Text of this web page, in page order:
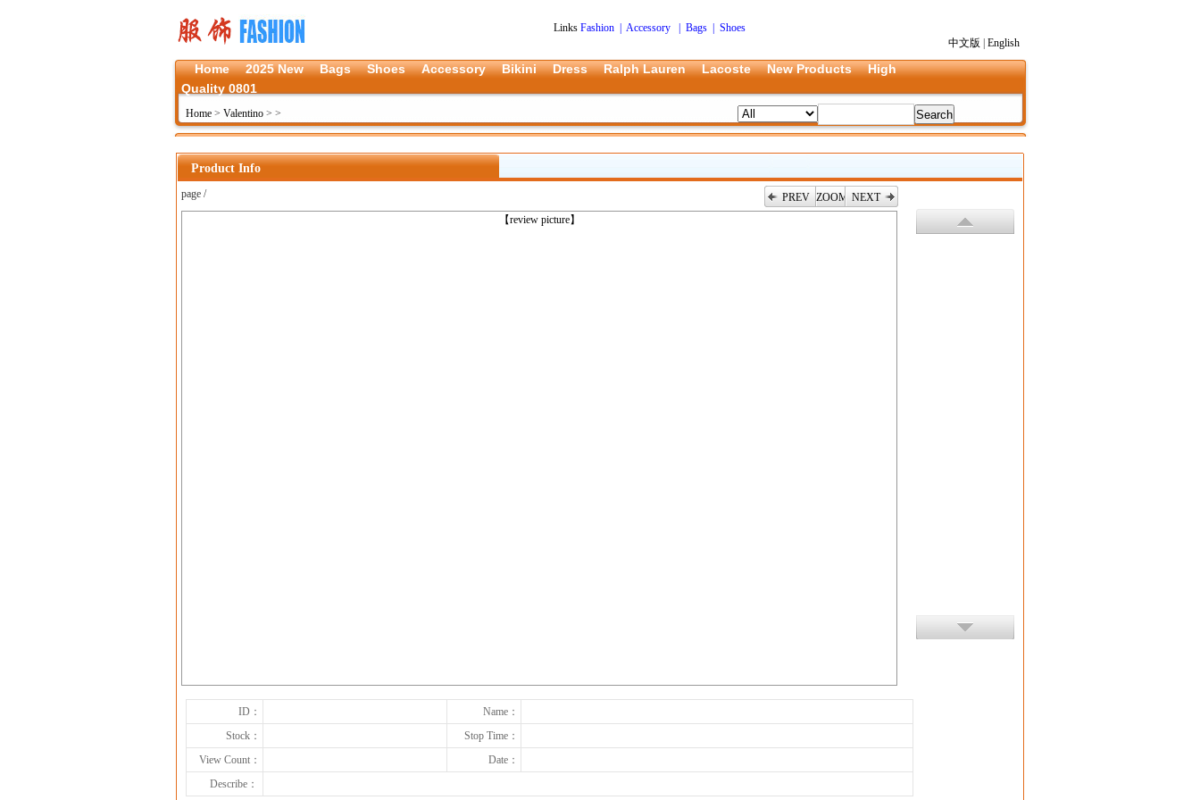
Links Fashion Accessory| Bags| Shoes
中文版
English
Home 2025 New Bags Shoes Accessory Bikini Dress Ralph Lauren Lacoste New Products
High
Quality 0801
Home > Valentino > >
Product Info
page / PREV ZOOM NEXT
【review picture】
上一张
ID：
Name：
Stock：
Stop Time：
View Count：
Date：
Describe：